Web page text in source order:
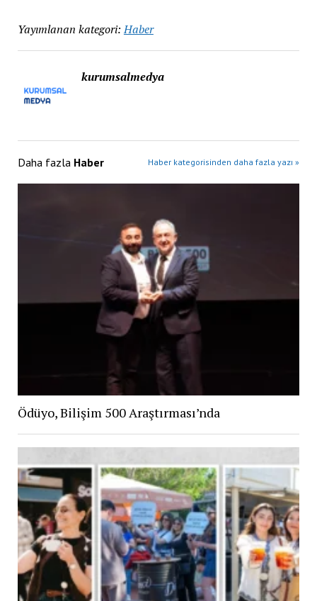
Yayımlanan kategori: Haber
kurumsalmedya
Daha fazla Haber Haber kategorisinden daha fazla yazı »
Ödüyo, Bilişim 500 Araştırması’nda